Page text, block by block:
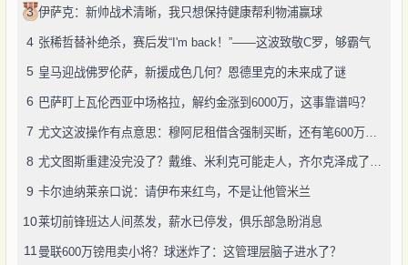
3 伊萨克：新帅战术清晰，我只想保持健康帮利物浦赢球
4 张稀哲替补绝杀，赛后发“I'm back！”——这波致敬C罗，够霸气
5 皇马迎战佛罗伦萨，新援成色几何？恩德里克的未来成了谜
6 巴萨盯上瓦伦西亚中场格拉，解约金涨到6000万，这事靠谱吗？
7 尤文这波操作有点意思：穆阿尼租借含强制买断，还有笔600万奖金悬了
8 尤文图斯重建没完没了？戴维、米利克可能走人，齐尔克泽成了新目标
9 卡尔迪纳莱亲口说：请伊布来红鸟，不是让他管米兰
10莱切前锋班达人间蒸发，薪水已停发，俱乐部急盼消息
11 曼联600万镑甩卖小将？球迷炸了：这管理层脑子进水了？